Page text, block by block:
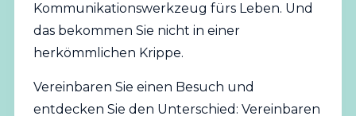
Kommunikationswerkzeug fürs Leben. Und
das bekommen Sie nicht in einer
herkömmlichen Krippe.
Vereinbaren Sie einen Besuch und
entdecken Sie den Unterschied: Vereinbaren